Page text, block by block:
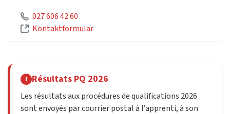
027 606 42 60
Kontaktformular
! Résultats PQ 2026
Les résultats aux procédures de qualifications 2026
sont envoyés par courrier postal à l’apprenti, à son